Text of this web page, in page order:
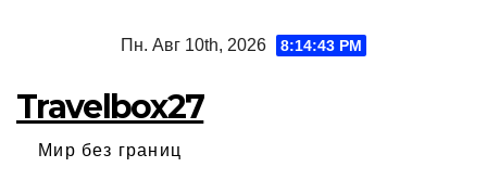
Пн. Авг 10th, 2026 8:14:44 PM
Travelbox27
Мир без границ